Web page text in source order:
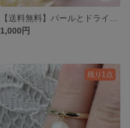
1,000円
残り1点